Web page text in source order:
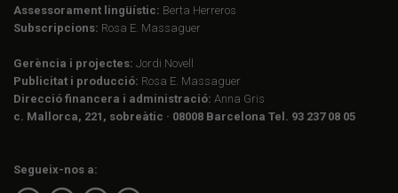
Assessorament lingüístic: Berta Herreros
Subscripcions: Rosa E. Massaguer
Gerència i projectes: Jordi Novell
Publicitat i producció: Rosa E. Massaguer
Direcció financera i administració: Anna Gris
c. Mallorca, 221, sobreàtic · 08008 Barcelona Tel. 93 237 08 05
Segueix-nos a: